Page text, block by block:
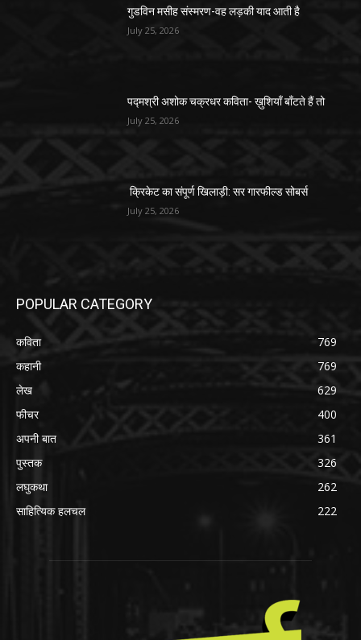
गुडविन मसीह संस्मरण-वह लड़की याद आती है
July 25, 2026
पद्मश्री अशोक चक्रधर कविता- ख़ुशियाँ बाँटते हैं तो
July 25, 2026
क्रिकेट का संपूर्ण खिलाड़ी: सर गारफील्ड सोबर्स
July 25, 2026
POPULAR CATEGORY
कविता
769
कहानी
769
लेख
629
फीचर
400
अपनी बात
361
पुस्तक
326
लघुकथा
262
साहित्यिक हलचल
222